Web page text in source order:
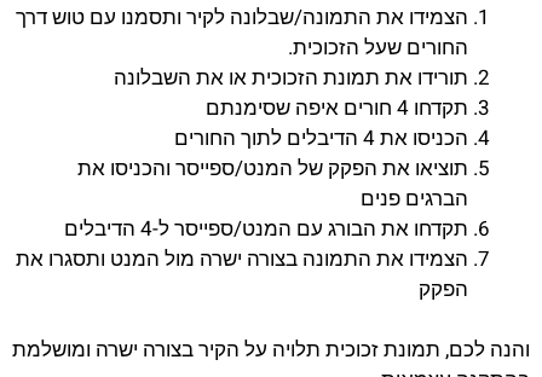
הצמידו את התמונה/שבלונה לקיר ותסמנו עם טוש דרך
החורים שעל הזכוכית.
תורידו את תמונת הזכוכית או את השבלונה
תקדחו 4 חורים איפה שסימנתם
הכניסו את 4 הדיבלים לתוך החורים
תוציאו את הפקק של המנט/ספייסר והכניסו את
הברגים פנים
תקדחו את הבורג עם המנט/ספייסר ל-4 הדיבלים
הצמידו את התמונה בצורה ישרה מול המנט ותסגרו את
הפקק
והנה לכם, תמונת זכוכית תלויה על הקיר בצורה ישרה ומושלמת